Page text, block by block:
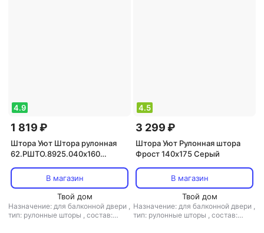
4.9
1 819 ₽
Штора Уют Штора рулонная
62.РШТО.8925.040х160
В магазин
Твой дом
Назначение: для балконной двери ,
тип: рулонные шторы , состав:
4.5
3 299 ₽
Штора Уют Рулонная штора
Фрост 140х175 Серый
В магазин
Твой дом
Назначение: для балконной двери ,
тип: рулонные шторы , состав: